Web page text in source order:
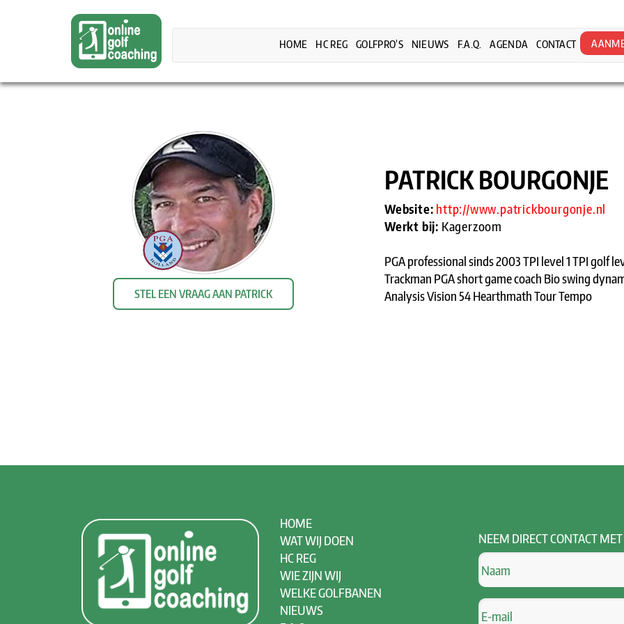
HOME HC REG GOLFPRO’S NIEUWS F.A.Q. AGENDA CONTACT
STEL EEN VRAAG AAN PATRICK
PATRICK BOURGONJE
Website: http://www.patrickbourgonje.nl
Werkt bij: Kagerzoom
PGA professional sinds 2003 TPI level 1 TPI golf
Trackman PGA short game coach Bio swing
Analysis Vision 54 Hearthmath Tour Tempo
HOME
WAT WIJ DOEN
HC REG
WIE ZIJN WIJ
WELKE GOLFBANEN
NIEUWS
NEEM DIRECT CONTACT